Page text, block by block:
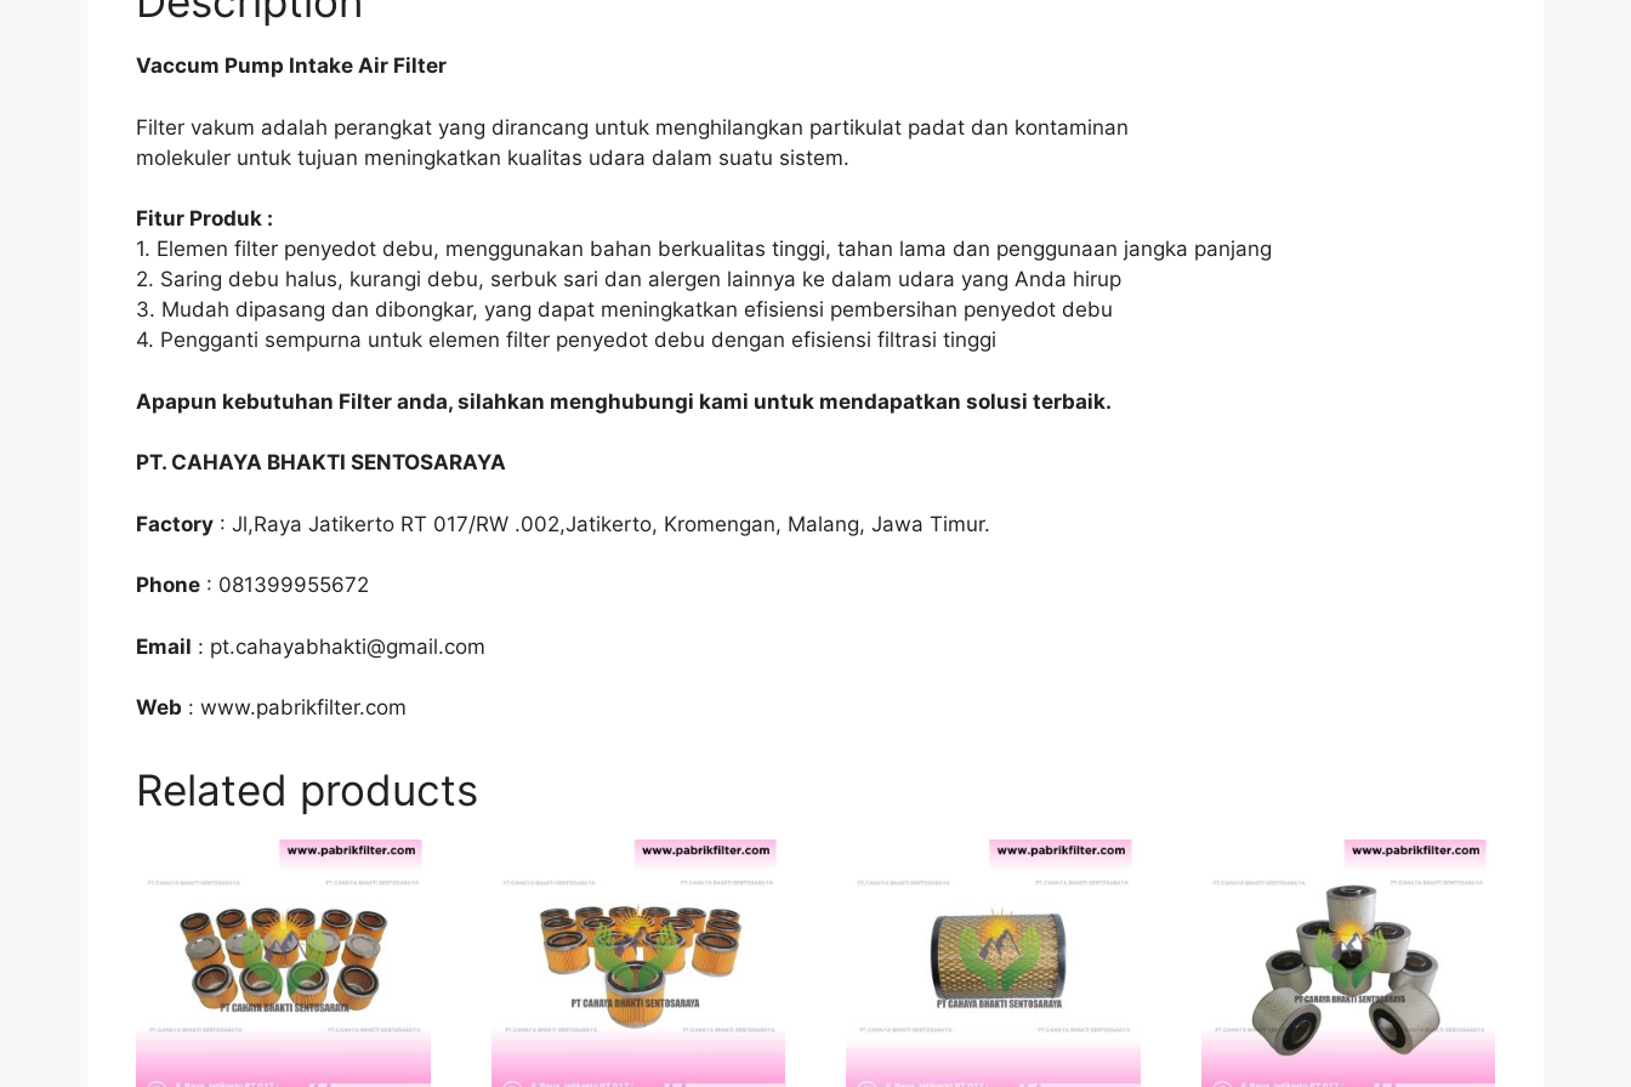
Vaccum Pump Intake Air Filter
Filter vakum adalah perangkat yang dirancang untuk menghilangkan partikulat padat dan kontaminan
molekuler untuk tujuan meningkatkan kualitas udara dalam suatu sistem.
Fitur Produk :
1. Elemen filter penyedot debu, menggunakan bahan berkualitas tinggi, tahan lama dan penggunaan jangka panjang
2. Saring debu halus, kurangi debu, serbuk sari dan alergen lainnya ke dalam udara yang Anda hirup
3. Mudah dipasang dan dibongkar, yang dapat meningkatkan efisiensi pembersihan penyedot debu
4. Pengganti sempurna untuk elemen filter penyedot debu dengan efisiensi filtrasi tinggi
Apapun kebutuhan Filter anda, silahkan menghubungi kami untuk mendapatkan solusi terbaik.
PT. CAHAYA BHAKTI SENTOSARAYA
Factory : Jl,Raya Jatikerto RT 017/RW .002,Jatikerto, Kromengan, Malang, Jawa Timur.
Phone : 081399955672
Email : pt.cahayabhakti@gmail.com
Web : www.pabrikfilter.com
Related products